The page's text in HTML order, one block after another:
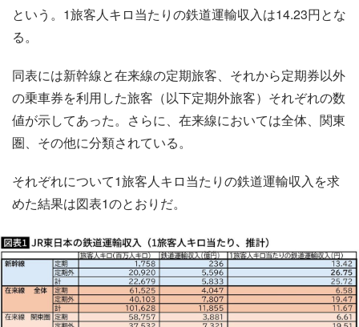
という。1旅客人キロ当たりの鉄道運輸収入は14.23円とな
る。
同表には新幹線と在来線の定期旅客、それから定期券以外
の乗車券を利用した旅客（以下定期外旅客）それぞれの数
値が示してあった。さらに、在来線においては全体、関東
圏、その他に分類されている。
それぞれについて1旅客人キロ当たりの鉄道運輸収入を求
めた結果は図表1のとおりだ。